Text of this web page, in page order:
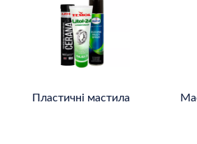
Пластичні мастила